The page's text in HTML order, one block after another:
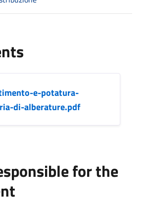
e-potatura-
di-alberature.pdf
for the